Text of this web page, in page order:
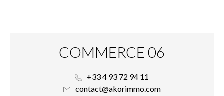
COMMERCE 06
+33 4 93 72 94 11
contact@akorimmo.com